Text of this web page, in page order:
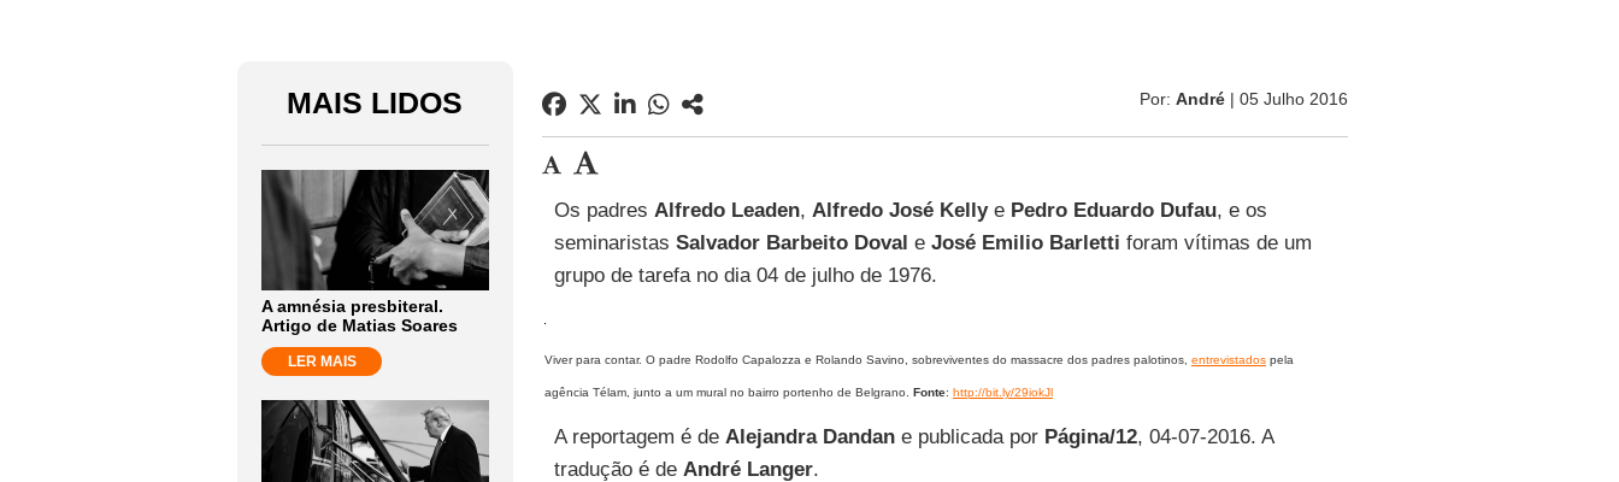
MAIS LIDOS
A amnésia presbiteral.
Artigo de Matias Soares
LER MAIS
Por: André| 05 Julho 2016
Os padres Alfredo Leaden, Alfredo José Kellye Pedro Eduardo Dufau, e os
seminaristas Salvador Barbeito Doval e José Emilio Barletti foram vítimas de um
grupo de tarefa no dia 04 de julho de 1976.
Viver para contar. O padre Rodolfo Capalozza e Rolando Savino, sobreviventes do massacre dos padres palotinos, entrevistadospela
agência Télam, junto a um mural no bairro portenho de Belgrano. Fonte: http://bit.ly/29iokJl
A reportagem é de Alejandra Dandane publicada por Página/12, 04-07-2016. A
tradução é de André Langer.